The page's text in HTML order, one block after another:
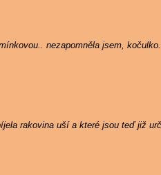
nezapomněla jsem,
rakovina uší a které jsou teď již